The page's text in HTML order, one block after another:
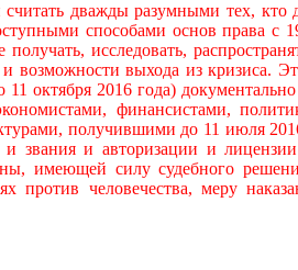
дважды разумными тех, кто
способами основ права с
исследовать,
выхода из кризиса.
октября 2016 года)
финансистами,
получившими до 11 июля
звания и авторизации и
имеющей силу судебного
против человечества, меру